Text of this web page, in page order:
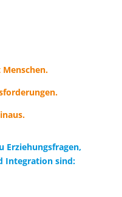
Erziehungsfragen,
Integration sind: